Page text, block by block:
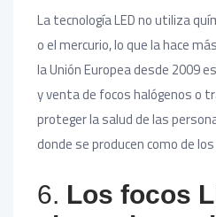
La tecnología LED no utiliza
o el mercurio, lo que la hace
la Unión Europea desde 2009
y venta de focos halógenos o
proteger la salud de las
donde se producen como de
6. Los focos